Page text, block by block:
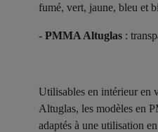
fumé, vert, jaune, bleu et
- PMMA Altuglas :
Utilisables en intérieur en
Altuglas, les modèles en
adaptés à une utilisation